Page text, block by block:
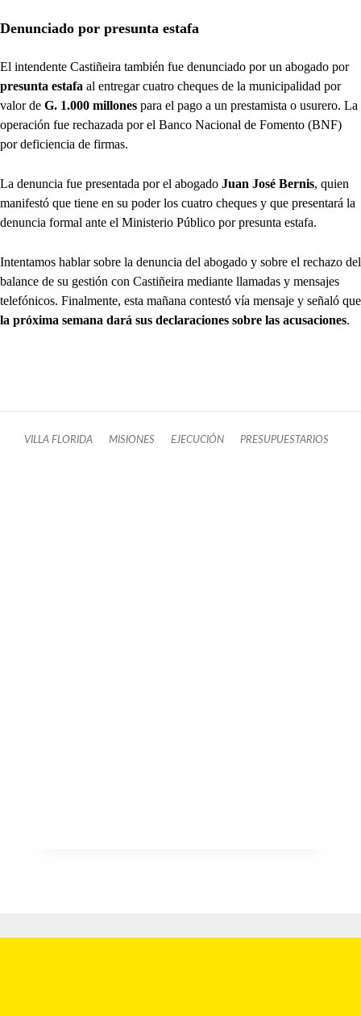
Denunciado por presunta estafa
El intendente Castiñeira también fue denunciado por un abogado por
presunta estafa al entregar cuatro cheques de la municipalidad por
valor de G. 1.000 millones para el pago a un prestamista o usurero. La
operación fue rechazada por el Banco Nacional de Fomento (BNF)
por deficiencia de firmas.
La denuncia fue presentada por el abogado Juan José Bernis, quien
manifestó que tiene en su poder los cuatro cheques y que presentará la
denuncia formal ante el Ministerio Público por presunta estafa.
Intentamos hablar sobre la denuncia del abogado y sobre el rechazo del
balance de su gestión con Castiñeira mediante llamadas y mensajes
telefónicos. Finalmente, esta mañana contestó vía mensaje y señaló que
la próxima semana dará sus declaraciones sobre las acusaciones.
VILLA FLORIDA MISIONES EJECUCIÓN PRESUPUESTARIOS